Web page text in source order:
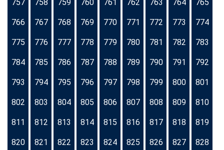
757 758 759 760 761 762 763 764 765
766 767 768 769 770 771 772 773 774
775 776 777 778 779 780 781 782 783
784 785 786 787 788 789 790 791 792
793 794 795 796 797 798 799 800 801
802 803 804 805 806 807 808 809 810
811 812 813 814 815 816 817 818 819
820 821 822 823 824 825 826 827 828